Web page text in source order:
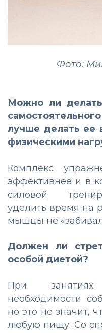
Фото:
Можно ли
лучше делать ее
физическими
Комплекс
эффективнее и в
силовой
уделить время на
мышцы не
Должен ли
особой диетой?
При
необходимости
но это не значит,
любую пищу. Со